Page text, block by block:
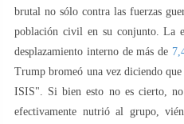
brutal no sólo contra las fuerzas
población civil en su conjunto. La
desplazamiento interno de más de
Trump bromeó una vez diciendo
ISIS". Si bien esto no es cierto,
efectivamente nutrió al grupo,